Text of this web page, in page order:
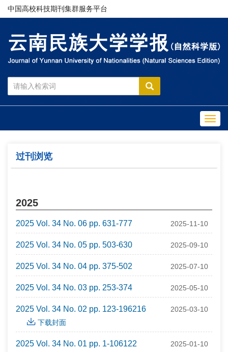
中国高校科技期刊集群服务平台
过刊浏览
2025
2025 Vol. 34 No. 06 pp. 631-777 2025-11-10
2025 Vol. 34 No. 05 pp. 503-630 2025-09-10
2025 Vol. 34 No. 04 pp. 375-502 2025-07-10
2025 Vol. 34 No. 03 pp. 253-374 2025-05-10
2025 Vol. 34 No. 02 pp. 123-196216
2025-03-10
下载封面
2025 Vol. 34 No. 01 pp. 1-106122
2025-01-10